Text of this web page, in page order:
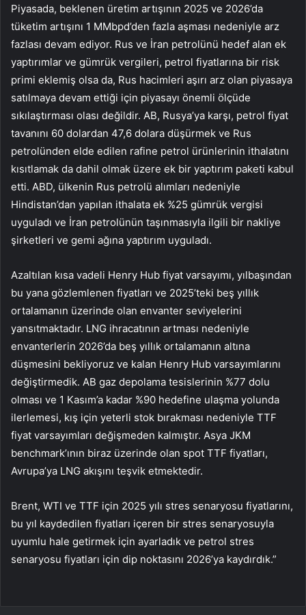
Piyasada, beklenen üretim artışının 2025 ve 2026’da
tüketim artışını 1 MMbpd’den fazla aşması nedeniyle arz
fazlası devam ediyor. Rus ve İran petrolünü hedef alan ek
yaptırımlar ve gümrük vergileri, petrol fiyatlarına bir risk
primi eklemiş olsa da, Rus hacimleri aşırı arz olan piyasaya
satılmaya devam ettiği için piyasayı önemli ölçüde
sıkılaştırması olası değildir. AB, Rusya’ya karşı, petrol fiyat
tavanını 60 dolardan 47,6 dolara düşürmek ve Rus
petrolünden elde edilen rafine petrol ürünlerinin ithalatını
kısıtlamak da dahil olmak üzere ek bir yaptırım paketi kabul
etti. ABD, ülkenin Rus petrolü alımları nedeniyle
Hindistan’dan yapılan ithalata ek %25 gümrük vergisi
uyguladı ve İran petrolünün taşınmasıyla ilgili bir nakliye
şirketleri ve gemi ağına yaptırım uyguladı.
Azaltılan kısa vadeli Henry Hub fiyat varsayımı, yılbaşından
bu yana gözlemlenen fiyatları ve 2025’teki beş yıllık
ortalamanın üzerinde olan envanter seviyelerini
yansıtmaktadır. LNG ihracatının artması nedeniyle
envanterlerin 2026’da beş yıllık ortalamanın altına
düşmesini bekliyoruz ve kalan Henry Hub varsayımlarını
değiştirmedik. AB gaz depolama tesislerinin %77 dolu
olması ve 1 Kasım’a kadar %90 hedefine ulaşma yolunda
ilerlemesi, kış için yeterli stok bırakması nedeniyle TTF
fiyat varsayımları değişmeden kalmıştır. Asya JKM
benchmark’ının biraz üzerinde olan spot TTF fiyatları,
Avrupa’ya LNG akışını teşvik etmektedir.
Brent, WTI ve TTF için 2025 yılı stres senaryosu fiyatlarını,
bu yıl kaydedilen fiyatları içeren bir stres senaryosuyla
uyumlu hale getirmek için ayarladık ve petrol stres
senaryosu fiyatları için dip noktasını 2026’ya kaydırdık.”